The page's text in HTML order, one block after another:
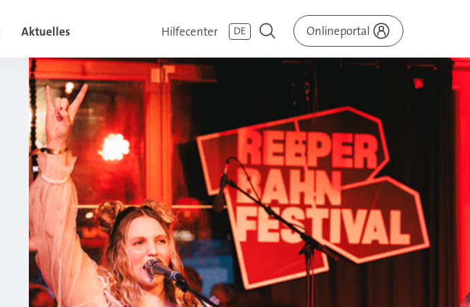
Aktuelles Hilfecenter DE Onlineportal